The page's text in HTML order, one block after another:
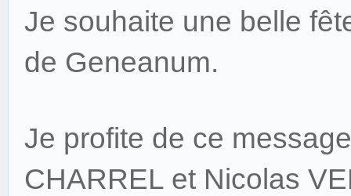
Je souhaite une belle
de Geneanum.
Je profite de ce
CHARREL et Nicolas